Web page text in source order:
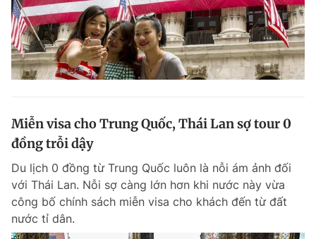
Miễn visa cho Trung Quốc, Thái Lan sợ tour 0
đồng trỗi dậy
Du lịch 0 đồng từ Trung Quốc luôn là nỗi ám ảnh đối
với Thái Lan. Nỗi sợ càng lớn hơn khi nước này vừa
công bố chính sách miễn visa cho khách đến từ đất
nước tỉ dân.